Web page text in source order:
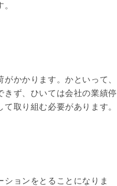
かかります。かといって、
きず、ひいては会社の業績停
取り組む必要があります。
ョンをとることになりま